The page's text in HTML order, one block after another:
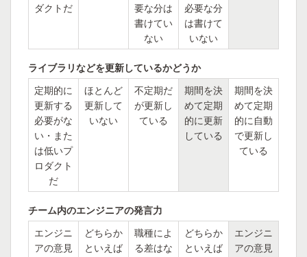
ダクトだ
要な分は
書けてい
ない
必要な分
は書けて
いない
ライブラリなどを更新しているかどうか
定期的に
更新する
必要がな
い・また
は低いプ
ロダクト
だ
ほとんど
更新して
いない
不定期だ
が更新し
ている
期間を決
めて定期
的に更新
している
期間を決
めて定期
的に自動
で更新し
ている
チーム内のエンジニアの発言力
エンジニ
アの意見
どちらか
といえば
職種によ
る差はな
どちらか
といえば
エンジニ
アの意見